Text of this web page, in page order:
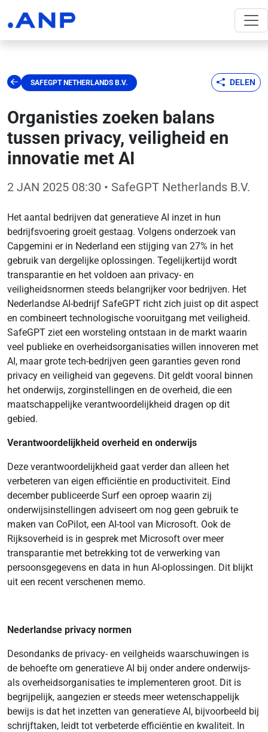
SAFEGPT NETHERLANDS B.V. DELEN
Organisties zoeken balans
tussen privacy, veiligheid en
innovatie met AI
2 JAN 2025 08:30 • SafeGPT Netherlands B.V.
Het aantal bedrijven dat generatieve AI inzet in hun
bedrijfsvoering groeit gestaag. Volgens onderzoek van
Capgemini er in Nederland een stijging van 27% in het
gebruik van dergelijke oplossingen. Tegelijkertijd wordt
transparantie en het voldoen aan privacy- en
veiligheidsnormen steeds belangrijker voor bedrijven. Het
Nederlandse AI-bedrijf SafeGPT richt zich juist op dit aspect
en combineert technologische vooruitgang met veiligheid.
SafeGPT ziet een worsteling ontstaan in de markt waarin
veel publieke en overheidsorganisaties willen innoveren met
AI, maar grote tech-bedrijven geen garanties geven rond
privacy en veiligheid van gegevens. Dit geldt vooral binnen
het onderwijs, zorginstellingen en de overheid, die een
maatschappelijke verantwoordelijkheid dragen op dit
gebied.
Verantwoordelijkheid overheid en onderwijs
Deze verantwoordelijkheid gaat verder dan alleen het
verbeteren van eigen efficiëntie en productiviteit. Eind
december publiceerde Surf een oproep waarin zij
onderwijsinstellingen adviseert om nog geen gebruik te
maken van CoPilot, een AI-tool van Microsoft. Ook de
Rijksoverheid is in gesprek met Microsoft over meer
transparantie met betrekking tot de verwerking van
persoonsgegevens en data in hun AI-oplossingen. Dit blijkt
uit een recent verschenen memo.
Nederlandse privacy normen
Desondanks de privacy- en veilgheids waarschuwingen is
de behoefte om generatieve AI bij onder andere onderwijs-
als overheidsorganisaties te implementeren groot. Dit is
begrijpelijk, aangezien er steeds meer wetenschappelijk
bewijs is dat het inzetten van generatieve AI, bijvoorbeeld bij
schrijftaken, leidt tot verbeterde efficiëntie en kwaliteit. In